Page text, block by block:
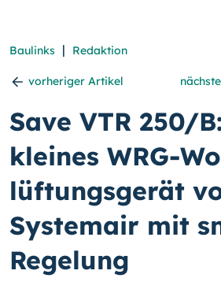
Baulinks | Redaktion
vorheriger Artikel
Save VTR 250/
kleines WRG-
lüf­tungs­gerät
Systemair mit
Regelung